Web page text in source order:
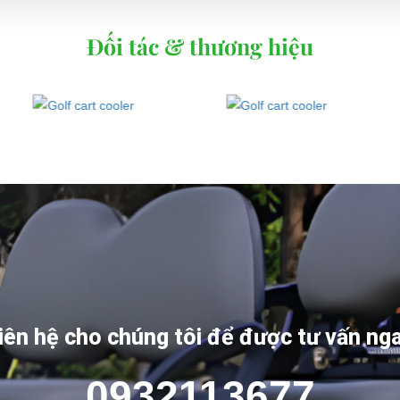
Đối tác & thương hiệu
hệ cho chúng tôi để được tư vấn